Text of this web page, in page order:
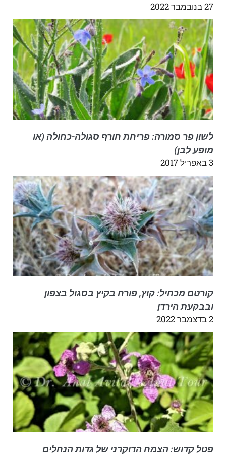
27 בנובמבר 2022
לשון פר סמורה: פריחת חורף סגולה-כחולה (או
מופע לבן)
3 באפריל 2017
קורטם מכחיל: קוץ, פורח בקיץ בסגול בצפון
ובבקעת הירדן
2 בדצמבר 2022
פטל קדוש: הצמח הדוקרני של גדות הנחלים